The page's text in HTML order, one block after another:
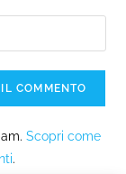
Scopri come
.